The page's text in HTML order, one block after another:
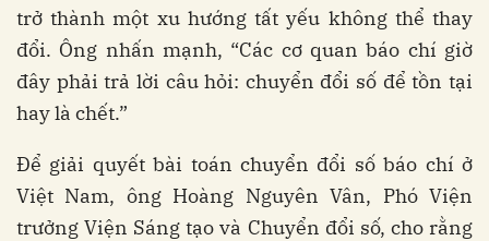
trở thành một xu hướng tất yếu không thể thay
đổi. Ông nhấn mạnh, “Các cơ quan báo chí giờ
đây phải trả lời câu hỏi: chuyển đổi số để tồn tại
hay là chết.”
Để giải quyết bài toán chuyển đổi số báo chí ở
Việt Nam, ông Hoàng Nguyên Vân, Phó Viện
trưởng Viện Sáng tạo và Chuyển đổi số, cho rằng